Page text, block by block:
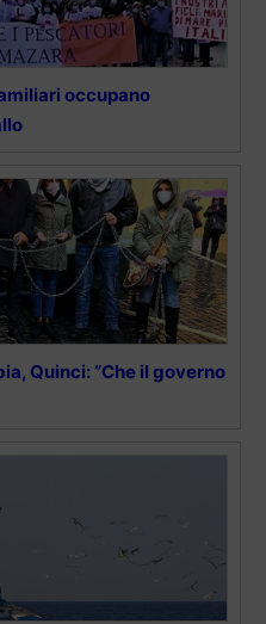
occupano
Quinci: “Che il governo